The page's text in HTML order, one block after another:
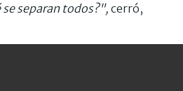
separan todos?", cerró,